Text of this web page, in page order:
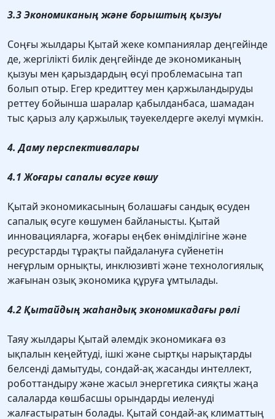
3.3 Экономиканың және борыштың қызуы
Соңғы жылдары Қытай жеке компаниялар деңгейінде
де, жергілікті билік деңгейінде де экономиканың
қызуы мен қарыздардың өсуі проблемасына тап
болып отыр. Егер кредиттеу мен қаржыландыруды
реттеу бойынша шаралар қабылданбаса, шамадан
тыс қарыз алу қаржылық тәуекелдерге әкелуі мүмкін.
4. Даму перспективалары
4.1 Жоғары сапалы өсуге көшу
Қытай экономикасының болашағы сандық өсуден
сапалық өсуге көшумен байланысты. Қытай
инновацияларға, жоғары еңбек өнімділігіне және
ресурстарды тұрақты пайдалануға сүйенетін
неғұрлым орнықты, инклюзивті және технологиялық
жағынан озық экономика құруға ұмтылады.
4.2 Қытайдың жаһандық экономикадағы рөлі
Таяу жылдары Қытай әлемдік экономикаға өз
ықпалын кеңейтуді, ішкі және сыртқы нарықтарды
белсенді дамытуды, сондай-ақ жасанды интеллект,
роботтандыру және жасыл энергетика сияқты жаңа
салаларда көшбасшы орындарды иеленуді
жалғастыратын болады. Қытай сондай-ақ климаттың